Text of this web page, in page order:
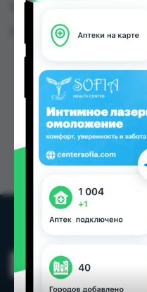
Цена: от105.00 TJS